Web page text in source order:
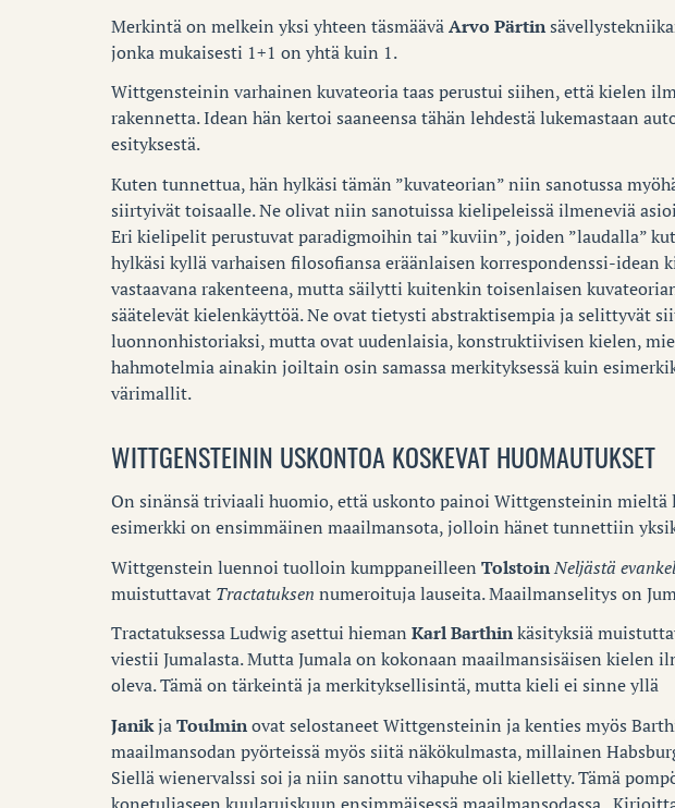
Merkintä on melkein yksi yhteen täsmääväArvo Pärtin
jonka mukaisesti 1+1 on yhtä kuin 1.
Wittgensteinin varhainen kuvateoria taas perustui siihen, että kielen
rakennetta. Idean hän kertoi saaneensa tähän lehdestä lukemastaan
esityksestä.
Kuten tunnettua, hän hylkäsi tämän ”kuvateorian” niin sanotussa
siirtyivät toisaalle. Ne olivat niin sanotuissa kielipeleissä ilmeneviä
Eri kielipelit perustuvat paradigmoihin tai ”kuviin”, joiden ”laudalla”
hylkäsi kyllä varhaisen filosofiansa eräänlaisen korrespondenssi-idean
vastaavana rakenteena, mutta säilytti kuitenkin toisenlaisen
säätelevät kielenkäyttöä. Ne ovat tietysti abstraktisempia ja selittyvät
luonnonhistoriaksi, mutta ovat uudenlaisia, konstruktiivisen kielen,
hahmotelmia ainakin joiltain osin samassa merkityksessä kuin
värimallit.
WITTGENSTEININ USKONTOA KOSKEVAT HUOMAUTUKSET
On sinänsä triviaali huomio, että uskonto painoi Wittgensteinin mieltä
esimerkki on ensimmäinen maailmansota, jolloin hänet tunnettiin
Wittgenstein luennoi tuolloin kumppaneilleen TolstoinNeljästä
muistuttavat Tractatuksen numeroituja lauseita. Maailmanselitys on
Tractatuksessa Ludwig asettui hieman Karl Barthinkäsityksiä
viestii Jumalasta. Mutta Jumala on kokonaan maailmansisäisen kielen
oleva. Tämä on tärkeintä ja merkityksellisintä, mutta kieli ei sinne yllä
JanikjaToulminovat selostaneet Wittgensteinin ja kenties myös
maailmansodan pyörteissä myös siitä näkökulmasta, millainen
Siellä wienervalssi soi ja niin sanottu vihapuhe oli kielletty. Tämä